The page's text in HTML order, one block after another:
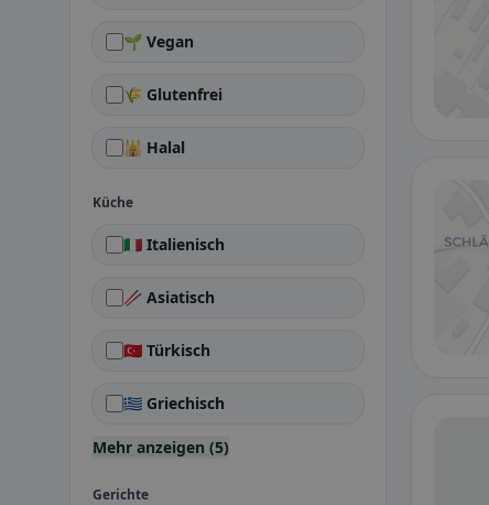
🌱 Vegan
🌾 Glutenfrei
🕌 Halal
Küche
🇮🇹 Italienisch
🥢 Asiatisch
🇹🇷 Türkisch
🇬🇷 Griechisch
Mehr anzeigen (5)
Gerichte